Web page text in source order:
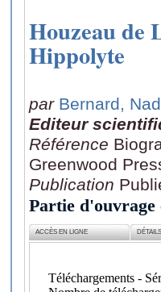
Houzeau de
Hippolyte
par Bernard,
Editeur
Référence
Greenwood
Publication
Partie d'ouvrage
ACCÈS EN LIGNE DÉTAILS